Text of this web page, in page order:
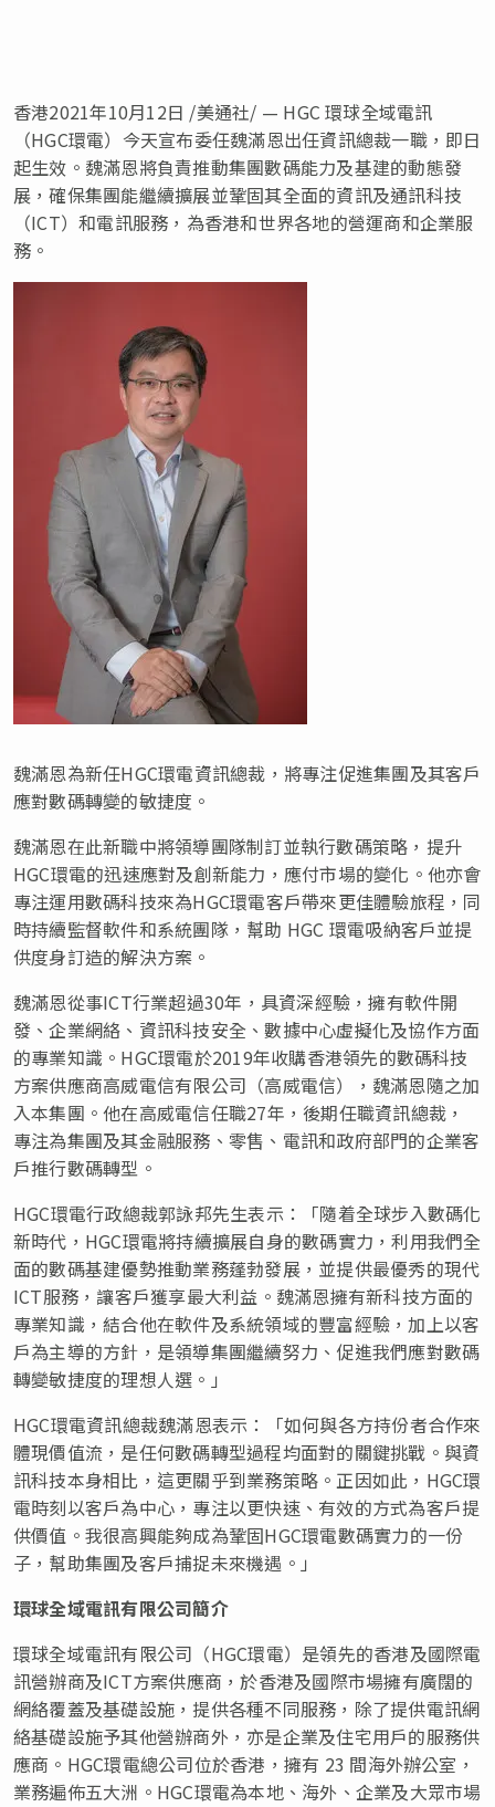
香港2021年10月12日 /美通社/ — HGC 環球全域電訊
（HGC環電）今天宣布委任魏滿恩出任資訊總裁一職，即日
起生效。魏滿恩將負責推動集團數碼能力及基建的動態發
展，確保集團能繼續擴展並鞏固其全面的資訊及通訊科技
（ICT）和電訊服務，為香港和世界各地的營運商和企業服
務。
魏滿恩為新任HGC環電資訊總裁，將專注促進集團及其客戶
應對數碼轉變的敏捷度。
魏滿恩在此新職中將領導團隊制訂並執行數碼策略，提升
HGC環電的迅速應對及創新能力，應付市場的變化。他亦會
專注運用數碼科技來為HGC環電客戶帶來更佳體驗旅程，同
時持續監督軟件和系統團隊，幫助 HGC 環電吸納客戶並提
供度身訂造的解決方案。
魏滿恩從事ICT行業超過30年，具資深經驗，擁有軟件開
發、企業網絡、資訊科技安全、數據中心虛擬化及協作方面
的專業知識。HGC環電於2019年收購香港領先的數碼科技
方案供應商高威電信有限公司（高威電信），魏滿恩隨之加
入本集團。他在高威電信任職27年，後期任職資訊總裁，
專注為集團及其金融服務、零售、電訊和政府部門的企業客
戶推行數碼轉型。
HGC環電行政總裁郭詠邦先生表示：「隨着全球步入數碼化
新時代，HGC環電將持續擴展自身的數碼實力，利用我們全
面的數碼基建優勢推動業務蓬勃發展，並提供最優秀的現代
ICT服務，讓客戶獲享最大利益。魏滿恩擁有新科技方面的
專業知識，結合他在軟件及系統領域的豐富經驗，加上以客
戶為主導的方針，是領導集團繼續努力、促進我們應對數碼
轉變敏捷度的理想人選。」
HGC環電資訊總裁魏滿恩表示：「如何與各方持份者合作來
體現價值流，是任何數碼轉型過程均面對的關鍵挑戰。與資
訊科技本身相比，這更關乎到業務策略。正因如此，HGC環
電時刻以客戶為中心，專注以更快速、有效的方式為客戶提
供價值。我很高興能夠成為鞏固HGC環電數碼實力的一份
子，幫助集團及客戶捕捉未來機遇。」
環球全域電訊有限公司簡介
環球全域電訊有限公司（HGC環電）是領先的香港及國際電
訊營辦商及ICT方案供應商，於香港及國際市場擁有廣闊的
網絡覆蓋及基礎設施，提供各種不同服務，除了提供電訊網
絡基礎設施予其他營辦商外，亦是企業及住宅用戶的服務供
應商。HGC環電總公司位於香港，擁有 23 間海外辦公室，
業務遍佈五大洲。HGC環電為本地、海外、企業及大眾市場